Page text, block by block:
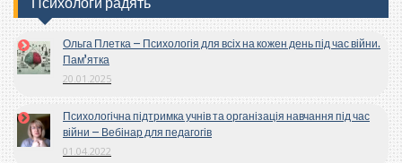
Ольга Плетка – Психологія для всіх на кожен день під час війни.
Пам’ятка
20.01.2025
Психологічна підтримка учнів та організація навчання під час
війни – Вебінар для педагогів
01.04.2022